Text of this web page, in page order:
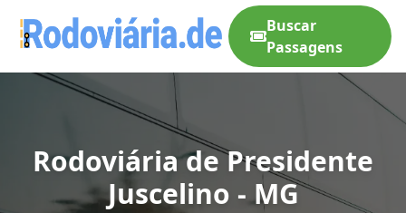
Buscar
Passagens
Rodoviária de Presidente
Juscelino - MG